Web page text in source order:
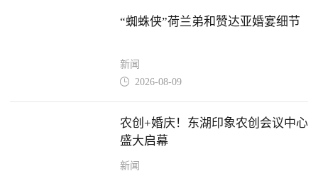
“蜘蛛侠”荷兰弟和赞达亚婚宴细节
新闻
 2026-08-09
农创+婚庆！东湖印象农创会议中心
盛大启幕
新闻